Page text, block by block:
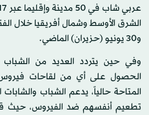
و30 يونيو (حزيران) الماضي.
وفي حين يتردد العديد من
المتاحة حالياً، يدعم الشباب